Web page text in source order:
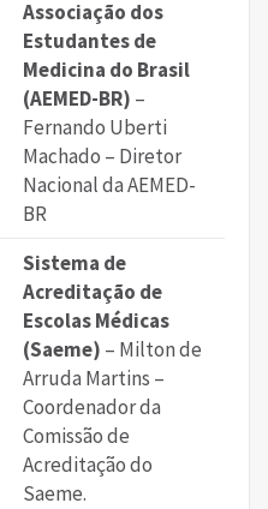
Associação dos
Estudantes de
Medicina do Brasil
(AEMED-BR) –
Fernando Uberti
Machado – Diretor
Nacional da AEMED-
BR
Sistema de
Acreditação de
Escolas Médicas
(Saeme) – Milton de
Arruda Martins –
Coordenador da
Comissão de
Acreditação do
Saeme.